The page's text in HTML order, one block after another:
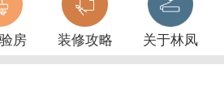
房 装修攻略 关于林凤